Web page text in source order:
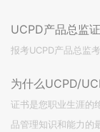
UCPD产品总监
报考UCPD产品总监
为什么UCPD/
证书是您职业生涯的
品管理知识和能力的